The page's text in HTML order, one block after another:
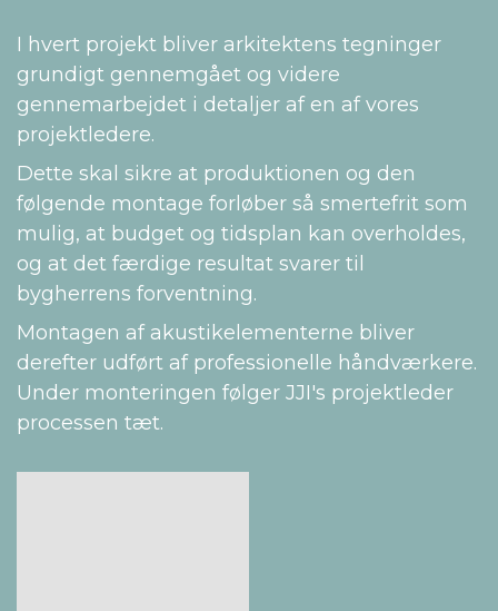
I hvert projekt bliver arkitektens tegninger
grundigt gennemgået og videre
gennemarbejdet i detaljer af en af vores
projektledere.
Dette skal sikre at produktionen og den
følgende montage forløber så smertefrit som
mulig, at budget og tidsplan kan overholdes,
og at det færdige resultat svarer til
bygherrens forventning.
Montagen af akustikelementerne bliver
derefter udført af professionelle håndværkere.
Under monteringen følger JJI's projektleder
processen tæt.